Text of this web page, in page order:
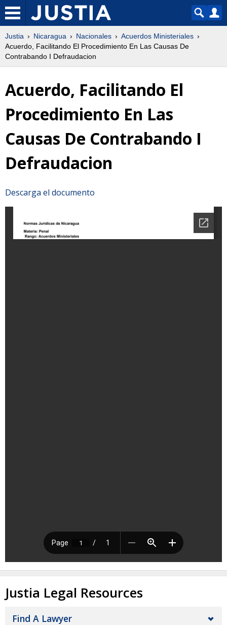
Justia Nicaragua Nacionales
Acuerdos Ministeriales
Acuerdo, Facilitando El Procedimiento En Las Causas De
Contrabando I Defraudacion
Acuerdo, Facilitando El
Procedimiento En Las
Causas De Contrabando I
Defraudacion
Descarga el documento
Justia Legal Resources
Find A Lawyer